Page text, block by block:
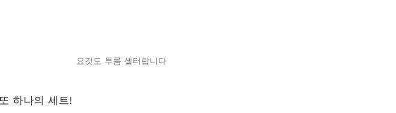
요것도 투룸 셸터랍니다
하나의 세트!